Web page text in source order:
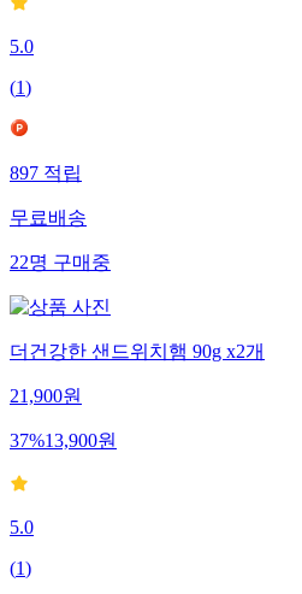
5.0
(1)
897적립
무료배송
22명구매중
더건강한 샌드위치햄 90g x2개
21,900원
37%13,900원
5.0
(1)